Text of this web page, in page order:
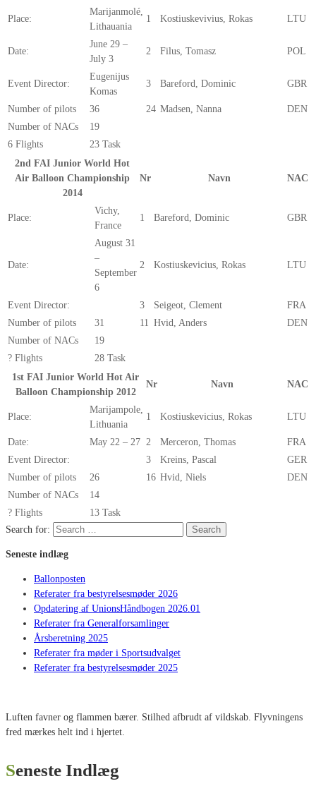
Place:
Marijanmolé,
Lithauania
1 Kostiuskevivius, Rokas LTU
Date:
June 29 –
July 3
2 Filus, Tomasz POL
Event Director:
Eugenijus
Komas
3 Bareford, Dominic GBR
Number of pilots 36 24 Madsen, Nanna
DEN
Number of NACs
19
6 Flights
23 Task
2nd FAI Junior World Hot
Air Balloon Championship
2014
Nr Navn NAC
Place:
Vichy,
France
1 Bareford, Dominic GBR
Date:
August 31
–
September
6
2 Kostiuskevicius, Rokas LTU
Event Director: 3 Seigeot, Clement
FRA
Number of pilots
31 11 Hvid, Anders
DEN
Number of NACs
19
? Flights
28 Task
1st FAI Junior World Hot Air
Balloon Championship 2012
Nr Navn NAC
Place:
Marijampole,
Lithuania
1 Kostiuskevicius, Rokas LTU
Date: May 22 – 27 2 Merceron, Thomas
FRA
Event Director:
3 Kreins, Pascal
GER
Number of pilots
26 16 Hvid, Niels
DEN
Number of NACs
14
? Flights
13 Task
Search for:
Search
Seneste indlæg
Ballonposten
Referater fra bestyrelsesmøder 2026
Opdatering af UnionsHåndbogen 2026.01
Referater fra Generalforsamlinger
Årsberetning 2025
Referater fra møder i Sportsudvalget
Referater fra bestyrelsesmøder 2025
Luften favner og flammen bærer. Stilhed afbrudt af vildskab. Flyvningens
fred mærkes helt ind i hjertet.
Seneste Indlæg